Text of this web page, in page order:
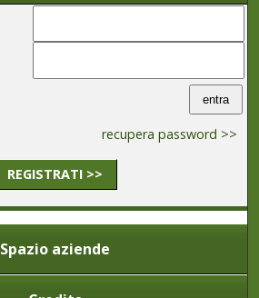
recupera password >>
REGISTRATI >>
Spazio aziende